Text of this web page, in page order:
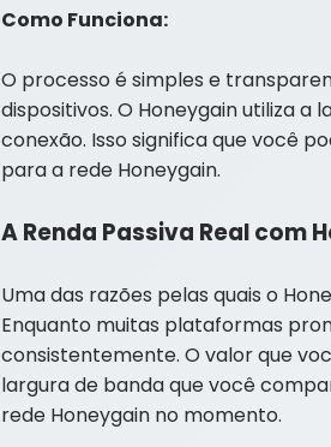
Como Funciona:
O processo é simples e
dispositivos. O Honeygain utiliza
conexão. Isso significa que você
para a rede Honeygain.
A Renda Passiva Real com
Uma das razões pelas quais o
Enquanto muitas plataformas
consistentemente. O valor que
largura de banda que você
rede Honeygain no momento.